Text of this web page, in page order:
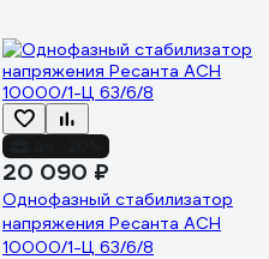
20 090 ₽
Однофазный стабилизатор
напряжения Ресанта АСН
10000/1-Ц 63/6/8